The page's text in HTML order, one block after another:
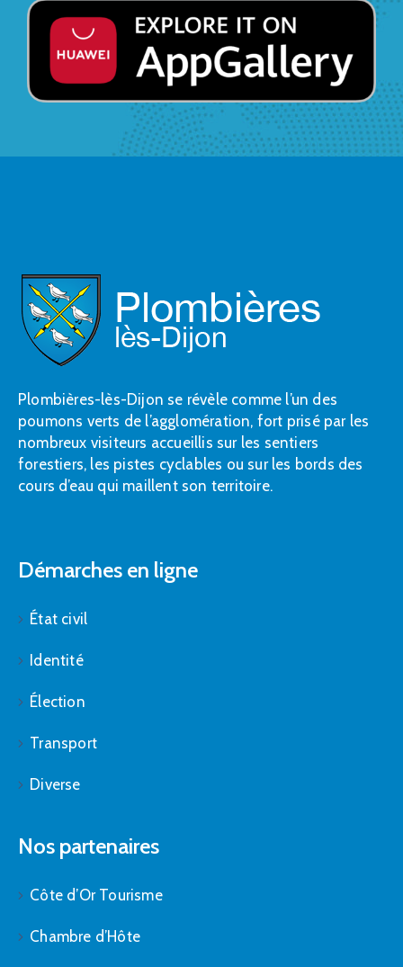
Plombières-lès-Dijon se révèle comme l’un des
poumons verts de l’agglomération, fort prisé par les
nombreux visiteurs accueillis sur les sentiers
forestiers, les pistes cyclables ou sur les bords des
cours d’eau qui maillent son territoire.
Démarches en ligne
État civil
Identité
Élection
Transport
Diverse
Nos partenaires
Côte d’Or Tourisme
Chambre d’Hôte